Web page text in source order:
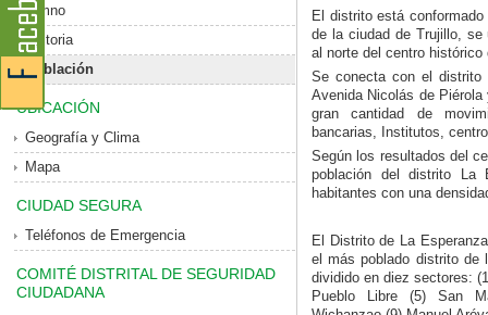
Himno
Historia
Población
UBICACIÓN
Geografía y Clima
Mapa
CIUDAD SEGURA
Teléfonos de Emergencia
COMITÉ DISTRITAL DE SEGURIDAD
CIUDADANA
El distrito está
de la ciudad de Trujillo, se
al norte del centro histórico
Se conecta con el distrito
Avenida Nicolás de
gran cantidad de
bancarias, Institutos,
Según los resultados del
población del distrito La
habitantes con una
El Distrito de La
el más poblado distrito de
dividido en diez sectores:
Pueblo Libre (5) San